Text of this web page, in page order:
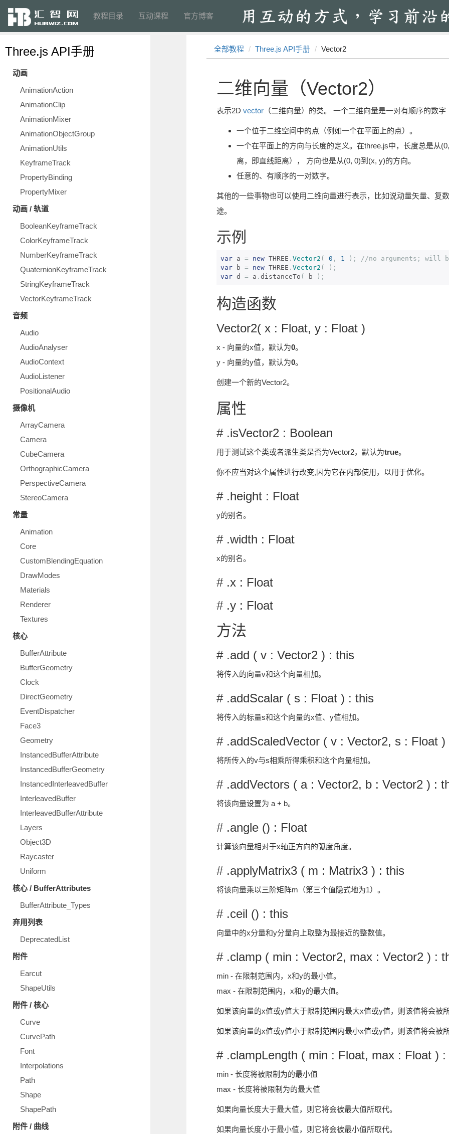
教程目录 互动课程 官方博客
Three.js API手册
动画
AnimationAction
AnimationClip
AnimationMixer
AnimationObjectGroup
AnimationUtils
KeyframeTrack
PropertyBinding
PropertyMixer
动画 / 轨道
BooleanKeyframeTrack
ColorKeyframeTrack
NumberKeyframeTrack
QuaternionKeyframeTrack
StringKeyframeTrack
VectorKeyframeTrack
音频
Audio
AudioAnalyser
AudioContext
AudioListener
PositionalAudio
摄像机
ArrayCamera
Camera
CubeCamera
OrthographicCamera
PerspectiveCamera
StereoCamera
常量
Animation
Core
CustomBlendingEquation
DrawModes
Materials
Renderer
Textures
核心
BufferAttribute
BufferGeometry
Clock
DirectGeometry
EventDispatcher
Face3
Geometry
InstancedBufferAttribute
InstancedBufferGeometry
InstancedInterleavedBuffer
InterleavedBuffer
InterleavedBufferAttribute
Layers
Object3D
Raycaster
Uniform
核心 / BufferAttributes
BufferAttribute_Types
弃用列表
DeprecatedList
附件
Earcut
ShapeUtils
附件 / 核心
Curve
CurvePath
Font
Interpolations
Path
Shape
ShapePath
附件 / 曲线
全部教程 Three.js API手册 Vector2
二维向量（Vector2）
表示2D vector （二维向量）的类。 一个二维向量是一对有顺序的数
一个位于二维空间中的点（例如一个在平面上的点）。
一个在平面上的方向与长度的定义。在three.js中，长度总是从
离，即直线距离）， 方向也是从(0, 0)到(x, y)的方向。
任意的、有顺序的一对数字。
其他的一些事物也可以使用二维向量进行表示，比如说动量矢量、复
途。
示例
var a = new THREE . Vector2 ( 0 , 1 );
//no arguments;
var b = new THREE . Vector2 (
);
var d = a . distanceTo ( b );
构造函数
Vector2( x : Float, y : Float )
x - 向量的x值，默认为0。
y - 向量的y值，默认为0。
创建一个新的Vector2。
属性
# .isVector2 : Boolean
用于测试这个类或者派生类是否为Vector2，默认为true。
你不应当对这个属性进行改变,因为它在内部使用，以用于优化。
# .height : Float
y的别名。
# .width : Float
x的别名。
# .x : Float
# .y : Float
方法
# .add ( v : Vector2 ) : this
将传入的向量v和这个向量相加。
# .addScalar ( s : Float ) : this
将传入的标量s和这个向量的x值、y值相加。
# .addScaledVector ( v : Vector2, s : Float )
将所传入的v与s相乘所得乘积和这个向量相加。
# .addVectors ( a : Vector2, b : Vector2 ) :
将该向量设置为 a + b。
# .angle () : Float
计算该向量相对于x轴正方向的弧度角度。
# .applyMatrix3 ( m : Matrix3 ) : this
将该向量乘以三阶矩阵m（第三个值隐式地为1）。
# .ceil () : this
向量中的x分量和y分量向上取整为最接近的整数值。
# .clamp ( min : Vector2, max : Vector2 ) :
min - 在限制范围内，x和y的最小值。
max - 在限制范围内，x和y的最大值。
如果该向量的x值或y值大于限制范围内最大x值或y值，则该值将会被
如果该向量的x值或y值小于限制范围内最小x值或y值，则该值将会被
# .clampLength ( min : Float, max : Float ) :
min - 长度将被限制为的最小值
max - 长度将被限制为的最大值
如果向量长度大于最大值，则它将会被最大值所取代。
如果向量长度小于最小值，则它将会被最小值所取代。